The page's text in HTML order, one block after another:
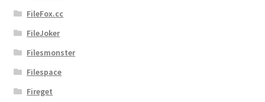
FileFox.cc
FileJoker
Filesmonster
Filespace
Fireget